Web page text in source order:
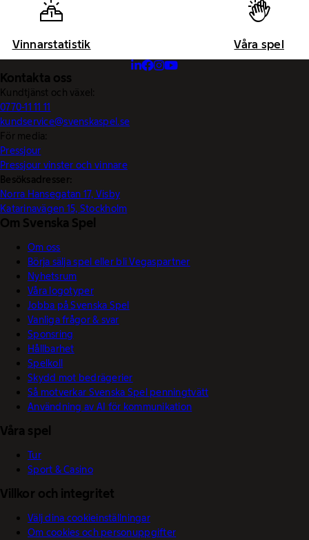
Vinnarstatistik Våra spel
Kontakta oss
Kundtjänst och växel:
0770-11 11 11
kundservice@svenskaspel.se
För media:
Pressjour
Pressjour vinster och vinnare
Besöksadresser:
Norra Hansegatan 17, Visby
Katarinavägen 15, Stockholm
Om Svenska Spel
Om oss
Börja sälja spel eller bli Vegaspartner
Nyhetsrum
Våra logotyper
Jobba på Svenska Spel
Vanliga frågor & svar
Sponsring
Hållbarhet
Spelkoll
Skydd mot bedrägerier
Så motverkar Svenska Spel penningtvätt
Användning av AI för kommunikation
Våra spel
Tur
Sport & Casino
Villkor och integritet
Välj dina cookieinställningar
Om cookies och personuppgifter